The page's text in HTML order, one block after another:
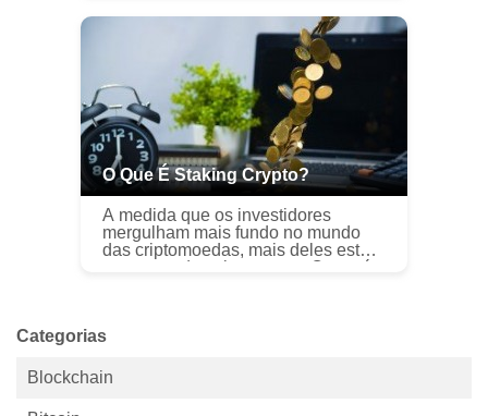
período; portanto, eles só inv...
O Que É Staking Crypto?
À medida que os investidores
mergulham mais fundo no mundo
das criptomoedas, mais deles estão
perguntando coisas como, O que é
Categorias
Blockchain